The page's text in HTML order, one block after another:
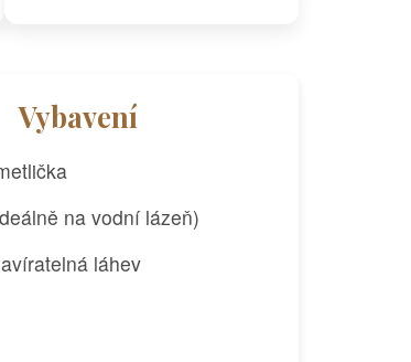
Vybavení
na vodní lázeň)
láhev